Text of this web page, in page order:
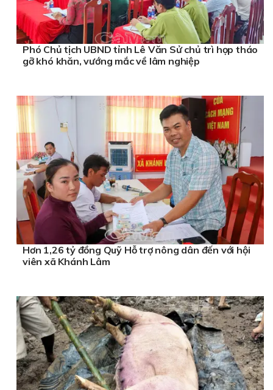
Phó Chủ tịch UBND tỉnh Lê Văn Sử chủ trì họp tháo
gỡ khó khăn, vướng mắc về lâm nghiệp
Hơn 1,26 tỷ đồng Quỹ Hỗ trợ nông dân đến với hội
viên xã Khánh Lâm